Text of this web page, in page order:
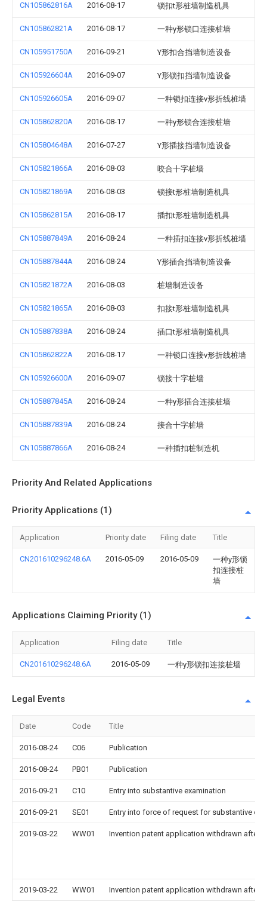
CN105862816A 2016-08-17 锁扣t形桩墙制造机具
CN105862821A 2016-08-17 一种y形锁口连接桩墙
CN105951750A 2016-09-21 Y形扣合挡墙制造设备
CN105926604A 2016-09-07 Y形锁扣挡墙制造设备
CN105926605A 2016-09-07 一种锁扣连接v形折线桩墙
CN105862820A 2016-08-17 一种y形锁合连接桩墙
CN105804648A 2016-07-27 Y形插接挡墙制造设备
CN105821866A 2016-08-03 咬合十字桩墙
CN105821869A 2016-08-03 锁接t形桩墙制造机具
CN105862815A 2016-08-17 插扣t形桩墙制造机具
CN105887849A 2016-08-24 一种插扣连接v形折线桩墙
CN105887844A 2016-08-24 Y形插合挡墙制造设备
CN105821872A 2016-08-03 桩墙制造设备
CN105821865A 2016-08-03 扣接t形桩墙制造机具
CN105887838A 2016-08-24 插口t形桩墙制造机具
CN105862822A 2016-08-17 一种锁口连接v形折线桩墙
CN105926600A 2016-09-07 锁接十字桩墙
CN105887845A 2016-08-24 一种y形插合连接桩墙
CN105887839A 2016-08-24 接合十字桩墙
CN105887866A 2016-08-24 一种插扣桩制造机
Priority And Related Applications
Priority Applications (1)
Application Priority date Filing date Title
CN201610296248.6A 2016-05-09 2016-05-09
一种y形锁
扣连接桩
墙
Applications Claiming Priority (1)
Application Filing date Title
CN201610296248.6A 2016-05-09 一种y形锁扣连接桩墙
Legal Events
Date Code Title
2016-08-24 C06 Publication
2016-08-24 PB01 Publication
2016-09-21 C10 Entry into substantive examination
2016-09-21 SE01 Entry into force of request for substantive
2019-03-22 WW01 Invention patent application withdrawn after
2019-03-22 WW01 Invention patent application withdrawn after